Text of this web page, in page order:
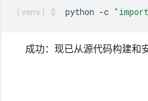
python -c
成功：现已从源代码构建和